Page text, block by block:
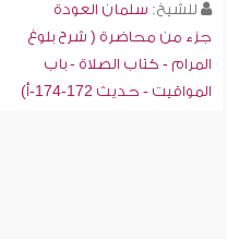
للشيخ: سلمان العودة
جزء من محاضرة ( شرح بلوغ
المرام - كتاب الصلاة - باب
المواقيت - حديث 172-174-أ)